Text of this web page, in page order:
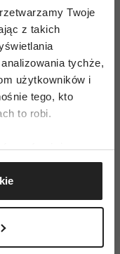
Twoje
z takich
tychże,
użytkowników i
tego, kto
to robi.
również:
lokalizacji
do kilku metrów
aktywnie
palca)
słów i głupich
o tym,
nie jest
i S-ka,